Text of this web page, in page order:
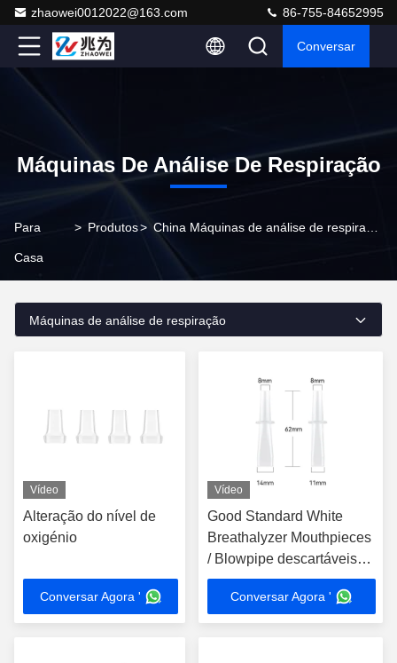
zhaowei0012022@163.com 86-755-84652995
Conversar
Máquinas De Análise De Respiração
Para
Casa
> Produtos>
Máquinas de análise de respiração
Vídeo
Alteração do nível de
oxigénio
Conversar Agora '
Vídeo
Good Standard White
Breathalyzer Mouthpieces
/ Blowpipe descartáveis
para várias máquinas
Conversar Agora '